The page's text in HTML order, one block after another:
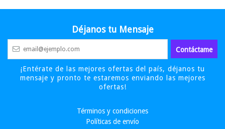
Déjanos tu Mensaje
¡Entérate de las mejores ofertas del país, déjanos tu
mensaje y pronto te estaremos enviando las mejores
ofertas!
Términos y condiciones
Políticas de envío